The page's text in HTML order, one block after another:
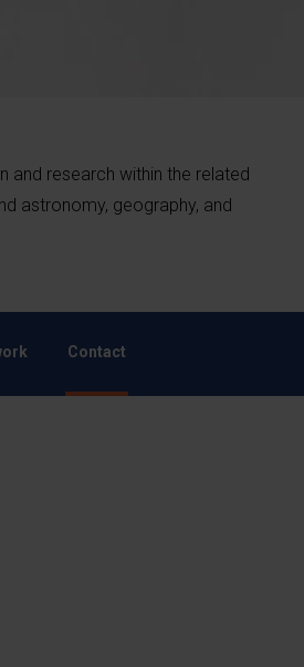
and research within the related
astronomy, geography, and
Contact